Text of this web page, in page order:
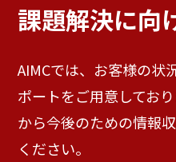
課題解決に向
AIMCでは、お客様の状
ポートをご用意してお
から今後のための情報
ください。